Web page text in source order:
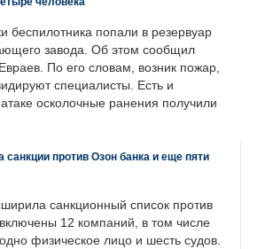
беспилотника попали в резервуар
завода. Об этом сообщил
По его словам, возник пожар,
специалисты. Есть и
осколочные ранения получили
санкции против Озон банка и еще пяти
санкционный список против
12 компаний, в том числе
физическое лицо и шесть судов.